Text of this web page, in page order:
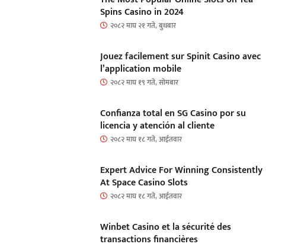
Spins Casino in 2024
२०८२ माघ २१ गते, बुधबार
Jouez facilement sur Spinit Casino avec
l’application mobile
२०८२ माघ १९ गते, सोमबार
Confianza total en SG Casino por su
licencia y atención al cliente
२०८२ माघ १८ गते, आईतवार
Expert Advice For Winning Consistently
At Space Casino Slots
२०८२ माघ १८ गते, आईतवार
Winbet Casino et la sécurité des
transactions financières